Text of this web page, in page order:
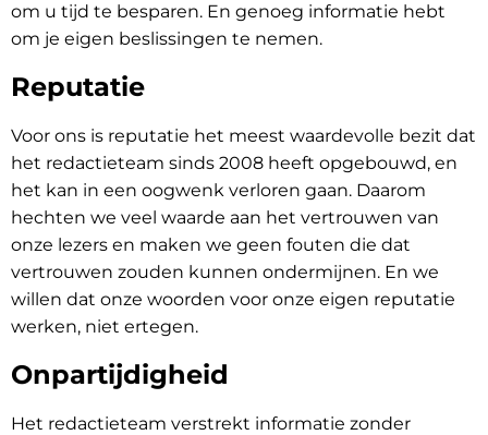
om u tijd te besparen. En genoeg informatie hebt
om je eigen beslissingen te nemen.
Reputatie
Voor ons is reputatie het meest waardevolle bezit dat
het redactieteam sinds 2008 heeft opgebouwd, en
het kan in een oogwenk verloren gaan. Daarom
hechten we veel waarde aan het vertrouwen van
onze lezers en maken we geen fouten die dat
vertrouwen zouden kunnen ondermijnen. En we
willen dat onze woorden voor onze eigen reputatie
werken, niet ertegen.
Onpartijdigheid
Het redactieteam verstrekt informatie zonder